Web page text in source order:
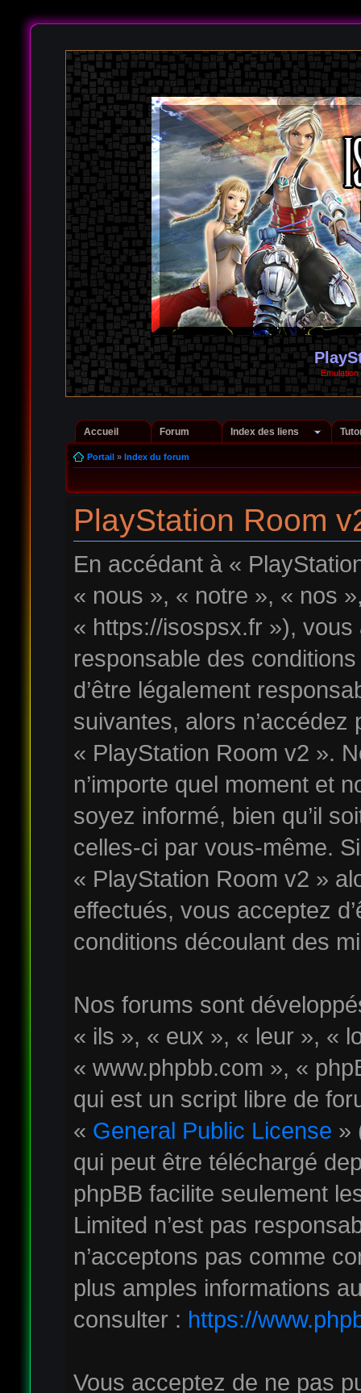
Accueil Forum Index des liens
Portail» Index du forum
PlayStation Room
En accédant à «
« nous », « notre », « nos
« https://isospsx.fr »), vous
responsable des
d’être légalement
suivantes, alors n’accédez
« PlayStation Room v2 ».
n’importe quel moment et
soyez informé, bien qu’il
celles-ci par vous-même.
« PlayStation Room v2 »
effectués, vous acceptez
conditions découlant des
Nos forums sont
« ils », « eux », « leur », «
« www.phpbb.com », «
qui est un script libre de
« General Public License »
qui peut être téléchargé
phpBB facilite seulement
Limited n’est pas
n’acceptons pas comme
plus amples informations
consulter : https://
Vous acceptez de ne pas